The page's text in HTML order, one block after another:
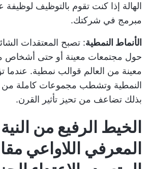
الهالة إذا كنت تقوم بالتوظيف لوظيفة
مبرمج في شركتك.
الأنماط النمطية: تصبح المعتقدات
حول مجتمعات معينة أو حتى أشخاص
معينة من العالم قوالب نمطية. عندما
النمطية وتشطب مجموعات كاملة من
بذلك تضاعف من تحيز تأثير القرن.
الخيط الرفيع من
المعرفي اللاواعي